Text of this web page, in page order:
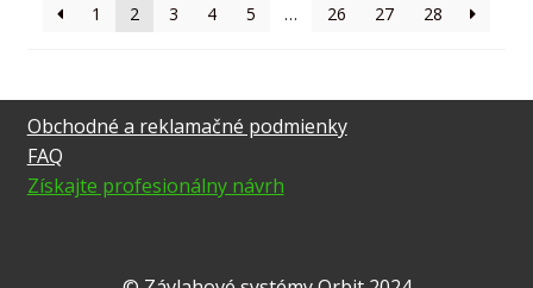
1 2 3 4 5 … 26 27 28
Obchodné a reklamačné podmienky
FAQ
Získajte profesionálny návrh